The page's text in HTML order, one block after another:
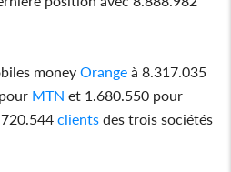
moneyOrange à 8.317.035
MTN et 1.680.550 pour
clients des trois sociétés